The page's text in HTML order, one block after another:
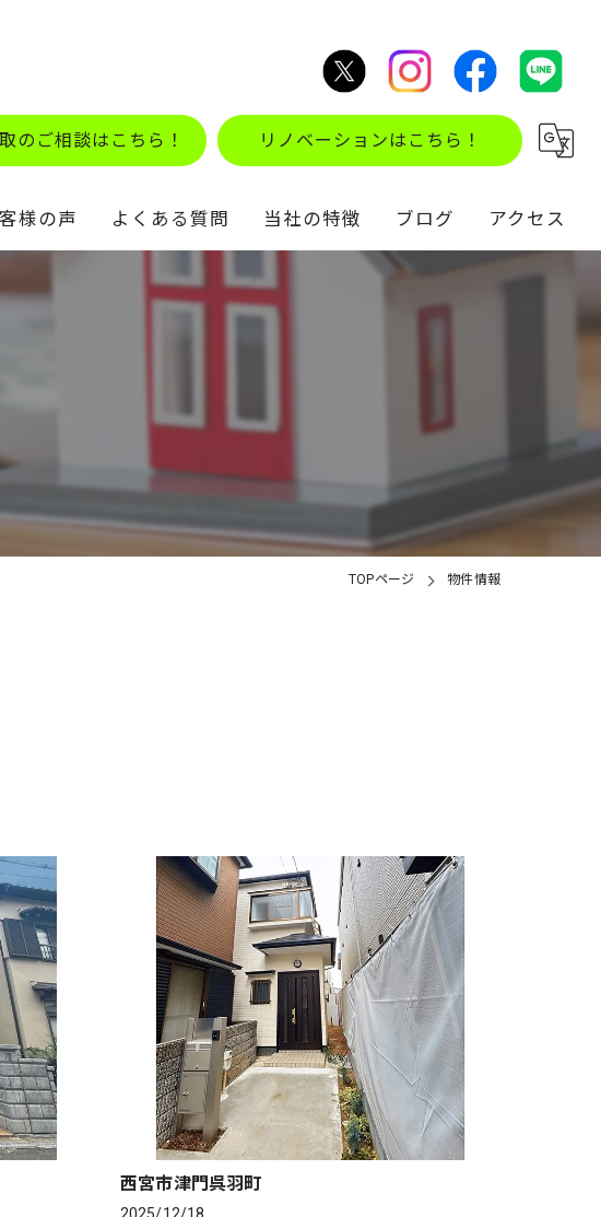
のご相談はこちら！ リノベーションはこちら！
様の声 よくある質問 当社の特徴 ブログ アクセス
TOPページ 物件情報
西宮市津門呉羽町